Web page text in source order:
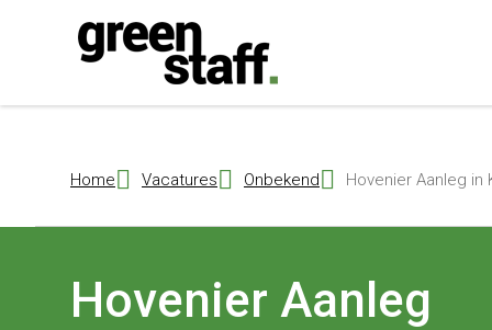
Home Vacatures Onbekend Hovenier Aanleg in
Hovenier Aanleg